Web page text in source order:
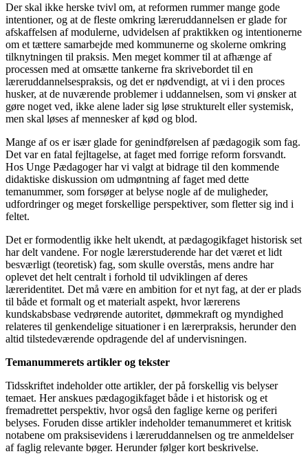
Der skal ikke herske tvivl om, at reformen rummer mange gode
intentioner, og at de fleste omkring læreruddannelsen er glade for
afskaffelsen af modulerne, udvidelsen af praktikken og intentionerne
om et tættere samarbejde med kommunerne og skolerne omkring
tilknytningen til praksis. Men meget kommer til at afhænge af
processen med at omsætte tankerne fra skrivebordet til en
læreruddannelsespraksis, og det er nødvendigt, at vi i den proces
husker, at de nuværende problemer i uddannelsen, som vi ønsker at
gøre noget ved, ikke alene lader sig løse strukturelt eller systemisk,
men skal løses af mennesker af kød og blod.
Mange af os er især glade for genindførelsen af pædagogik som fag.
Det var en fatal fejltagelse, at faget med forrige reform forsvandt.
Hos Unge Pædagoger har vi valgt at bidrage til den kommende
didaktiske diskussion om udmøntning af faget med dette
temanummer, som forsøger at belyse nogle af de muligheder,
udfordringer og meget forskellige perspektiver, som fletter sig ind i
feltet.
Det er formodentlig ikke helt ukendt, at pædagogikfaget historisk set
har delt vandene. For nogle lærerstuderende har det været et lidt
besværligt (teoretisk) fag, som skulle overstås, mens andre har
oplevet det helt centralt i forhold til udviklingen af deres
læreridentitet. Det må være en ambition for et nyt fag, at der er plads
til både et formalt og et materialt aspekt, hvor lærerens
kundskabsbase vedrørende autoritet, dømmekraft og myndighed
relateres til genkendelige situationer i en lærerpraksis, herunder den
altid tilstedeværende opdragende del af undervisningen.
Temanummerets artikler og tekster
Tidsskriftet indeholder otte artikler, der på forskellig vis belyser
temaet. Her anskues pædagogikfaget både i et historisk og et
fremadrettet perspektiv, hvor også den faglige kerne og periferi
belyses. Foruden disse artikler indeholder temanummeret et kritisk
notabene om praksisevidens i læreruddannelsen og tre anmeldelser
af faglig relevante bøger. Herunder følger kort beskrivelse.